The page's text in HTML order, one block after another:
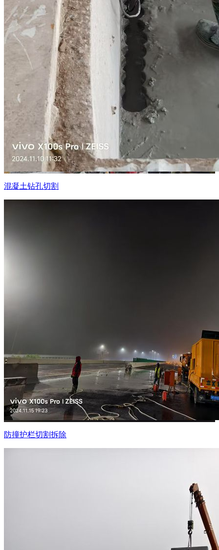
混凝土钻孔切割
防撞护栏切割拆除